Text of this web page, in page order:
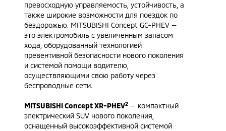
превосходную управляемость, устойчивость, а
также широкие возможности для поездок по
бездорожью. MITSUBISHI Concept GC-PHEV —
это электромобиль с увеличенным запасом
хода, оборудованный технологией
превентивной безопасности нового поколения
и системой помощи водителю,
осуществляющими свою работу через
беспроводные сети.
MITSUBISHI Concept XR-PHEV2 — компактный
электрический SUV нового поколения,
оснащенный высокоэффективной системой